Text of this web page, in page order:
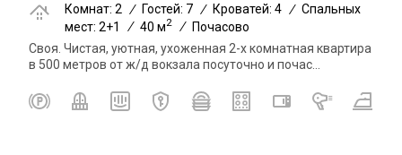
Комнат: 2
/ Гостей: 7 / Кроватей: 4 / Спальных
мест: 2+1
/ 40 м2 / Почасово
Своя. Чистая, уютная, ухоженная 2-х комнатная квартира
в 500 метров от ж/д вокзала посуточно и почас...